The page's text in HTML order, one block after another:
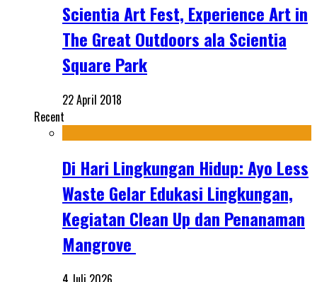
Scientia Art Fest, Experience Art in
The Great Outdoors ala Scientia
Square Park
22 April 2018
Recent
Di Hari Lingkungan Hidup: Ayo Less
Waste Gelar Edukasi Lingkungan,
Kegiatan Clean Up dan Penanaman
Mangrove